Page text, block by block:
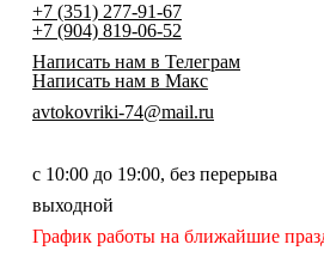
+7 (351) 277-91-67
+7 (904) 819-06-52
Написать нам в Телеграм
Написать нам в Макс
avtokovriki-74@mail.ru
с 10:00 до 19:00, без перерыва
выходной
График работы на ближайшие